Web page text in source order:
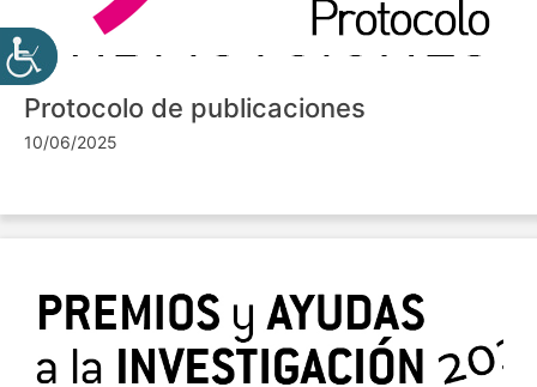
Protocolo de publicaciones
10/06/2025